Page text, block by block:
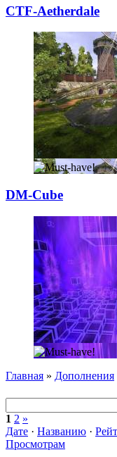
CTF-Aetherdale
DM-Cube
Главная » Дополнения
1 2 »
Дате · Названию ·
Просмотрам